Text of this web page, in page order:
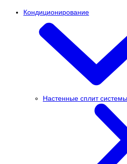
Кондиционирование
Настенные сплит системы